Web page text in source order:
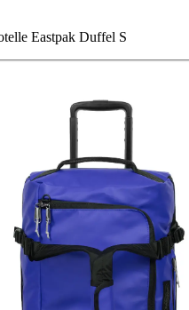
Eastpak Duffel S